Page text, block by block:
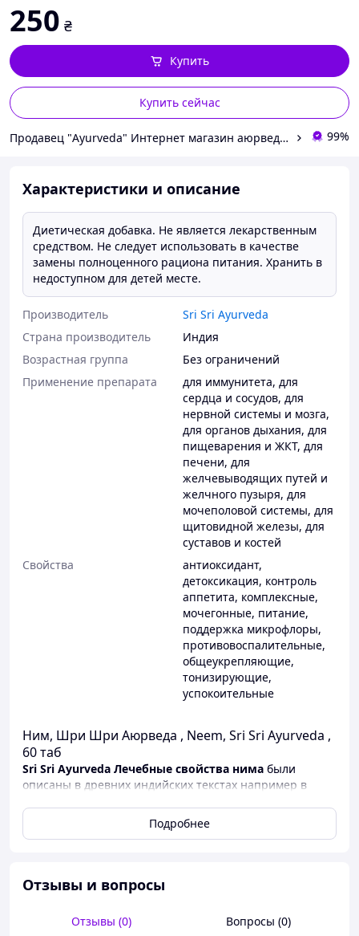
250 ₴
Купить сейчас
Купить
Продавец "Ayurveda" Интернет магазин аюрведических товаров из Индии 99%
Характеристики и описание
Диетическая добавка. Не является лекарственным
средством. Не следует использовать в качестве
замены полноценного рациона питания. Хранить в
недоступном для детей месте.
Производитель
Sri Sri Ayurveda
Страна производитель
Индия
Возрастная группа
Без ограничений
Применение препарата
для иммунитета, для
сердца и сосудов, для
нервной системы и мозга,
для органов дыхания, для
пищеварения и ЖКТ, для
печени, для
желчевыводящих путей и
желчного пузыря, для
мочеполовой системы, для
щитовидной железы, для
суставов и костей
Свойства
антиоксидант,
детоксикация, контроль
аппетита, комплексные,
мочегонные, питание,
поддержка микрофлоры,
противовоспалительные,
общеукрепляющие,
тонизирующие,
успокоительные
Ним, Шри Шри Аюрведа , Neem, Sri Sri Ayurveda ,
60 таб
Sri Sri Ayurveda Лечебные свойства нима были
описаны в древних индийских текстах например в
ниварини" что значит "лекарство от всех болезней"
Санскритское название растения - "нимба"
растение используется в аюрведе для поддержания
здоровья. Для приготовления препаратов
ядрышки семян и сделанное из них масло. Ним
Подробнее
Отзывы и вопросы
Отзывы (0) Вопросы (0)